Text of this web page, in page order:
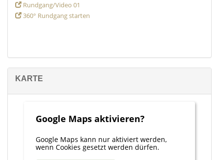
Rundgang/Video 01
360° Rundgang starten
KARTE
Google Maps aktivieren?
Google Maps kann nur aktiviert werden,
wenn Cookies gesetzt werden dürfen.